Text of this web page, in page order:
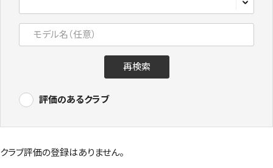
再検索
評価のあるクラブ
クラブ評価の登録はありません。